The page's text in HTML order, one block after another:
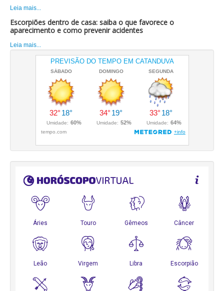
Leia mais...
Escorpiões dentro de casa: saiba o que favorece o
aparecimento e como prevenir acidentes
Leia mais...